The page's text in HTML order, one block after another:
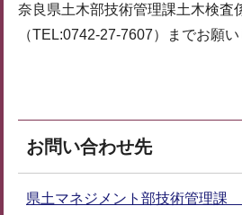
奈良県土木部技術管理課土木検査
（TEL:0742-27-7607）までお願い
お問い合わせ先
県土マネジメント部技術管理課